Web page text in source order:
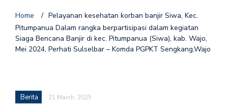
Home / Pelayanan kesehatan korban banjir Siwa, Kec.
Pitumpanua Dalam rangka berpartisipasi dalam kegiatan
Siaga Bencana Banjir di kec. Pitumpanua (Siwa), kab. Wajo,
Mei 2024, Perhati Sulselbar – Komda PGPKT Sengkang,Wajo
Berita 21 March, 2025